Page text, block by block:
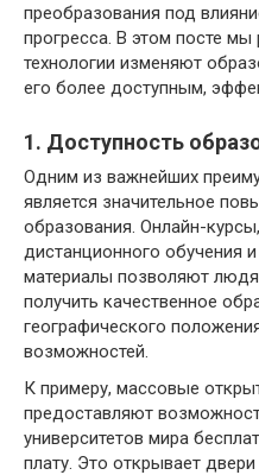
преобразования под
прогресса. В этом посте
технологии изменяют
его более доступным,
1. Доступность
Одним из важнейших
является значительное
образования. Онлайн-
дистанционного обучения
материалы позволяют
получить качественное
географического
возможностей.
К примеру, массовые
предоставляют
университетов мира
плату. Это открывает